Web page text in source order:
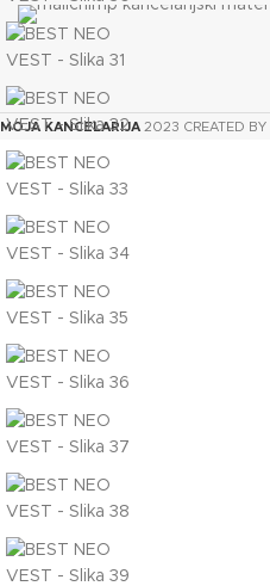
MOJA KANCELARIJA 2023 CREATED BY